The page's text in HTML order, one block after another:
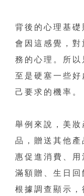
背後的心理基
會因這感覺，
務的心理。所
至是硬塞一些
己要求的機率。
舉例來說，美
品，贈送其他
惠促進消費、用
滿額贈、生日回
根據調查顯示